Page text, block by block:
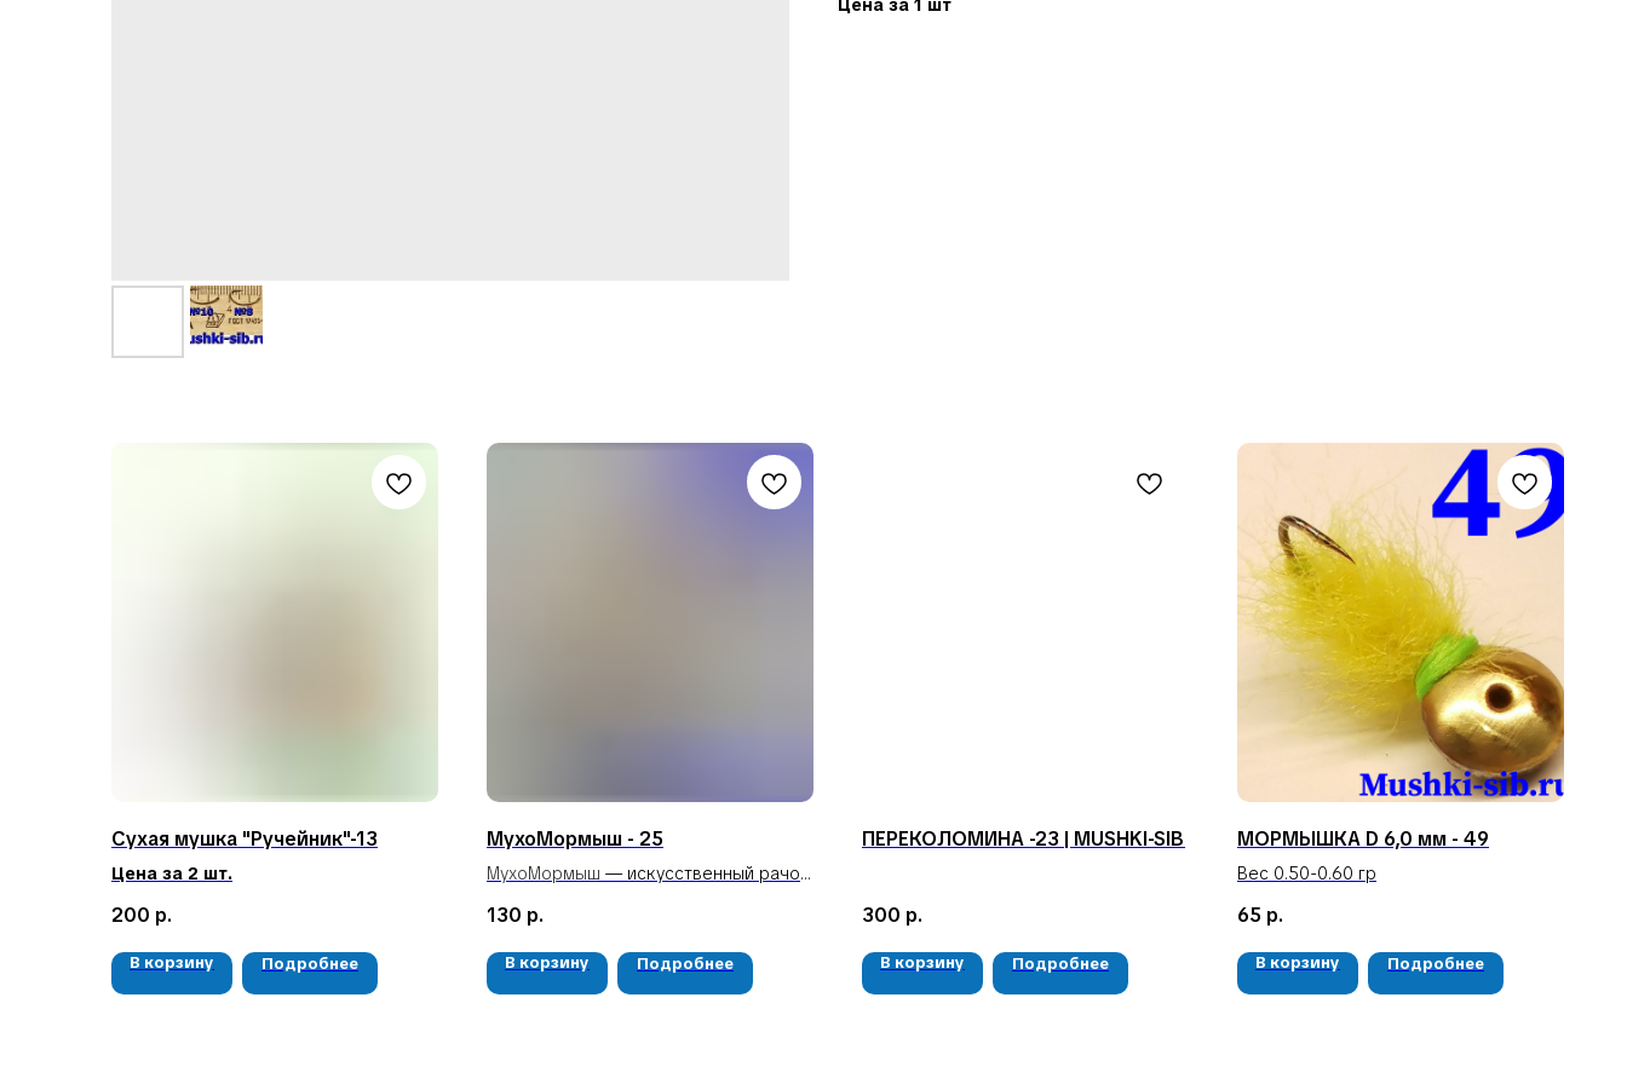
Цена за 1 шт
Сухая мушка "Ручейник"-13
Цена за 2 шт.
200 р.
В корзину Подробнее
МухоМормыш - 25
МухоМормыш — искусственный рачок
130 р.
В корзину Подробнее
ПЕРЕКОЛОМИНА -23 | MUSHKI-SIB
300 р.
В корзину Подробнее
МОРМЫШКА D 6,0 мм - 49
Вес 0.50-0.60 гр
65 р.
В корзину Подробнее